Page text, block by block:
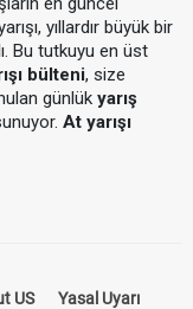
yıllardır büyük bir
Bu tutkuyu en üst
bülteni, size
günlükyarış
At yarışı
en iyi sonuçları
US Yasal Uyarı